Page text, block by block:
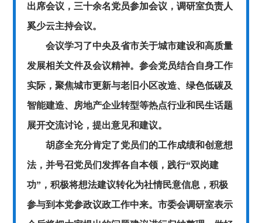
出席会议，三十余名党员参加会议，调研室负责人
奚少云主持会议。
会议学习了中央及省市关于城市建设和高质量
发展相关文件及会议精神。参会党员结合自身工作
实际，聚焦城市更新与老旧小区改造、绿色低碳及
智能建造、房地产企业转型等热点行业和民生话题
展开交流讨论，提出意见和建议。
胡彦全充分肯定了党员们的工作成绩和创意想
法，并号召党员们发挥各自本领，践行“双岗建
功”，积极将想法建议转化为社情民意信息，积极
参与到本党参政议政工作中来。市委会调研室表示